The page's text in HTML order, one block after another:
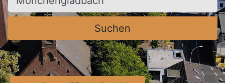
Suchen